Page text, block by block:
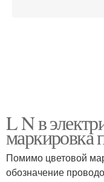
L N в
маркировка
Помимо цветовой
обозначение